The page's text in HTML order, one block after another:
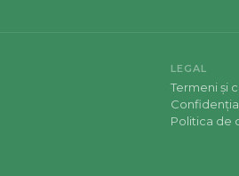
LEGAL
Termeni și
Politica de